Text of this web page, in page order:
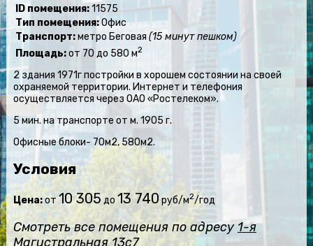
ID помещения:11575
Тип помещения:Офис
Транспорт:метро Беговая(15 минут пешком)
Площадь:от 70 до 580 м2
2 здания 1971г постройки в хорошем состоянии на своей
охраняемой территории. Интернет и телефония
осуществляется через ОАО «Ростелеком».
5 мин. на транспорте от м. 1905 г.
Офисные блоки- 70м2, 580м2.
Условия
Цена:от10 305 до 13 740руб/м2/год
Смотреть все помещения по адресу 1-я
Магистральная 13с7